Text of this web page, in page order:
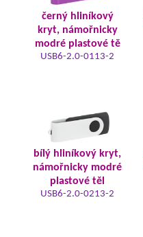
černý hliníkový
kryt, námořnicky
modré plastové tě
USB6-2.0-0113-2
bílý hliníkový kryt,
námořnicky modré
plastové těl
USB6-2.0-0213-2